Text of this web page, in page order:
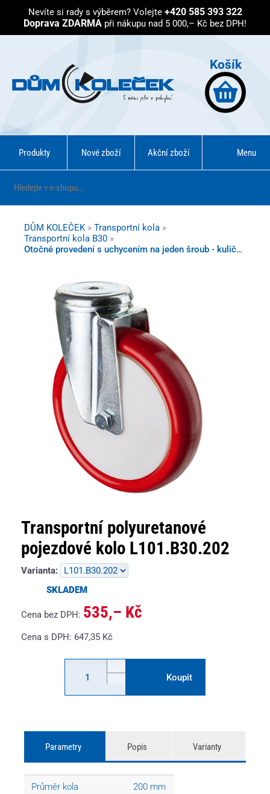
Nevíte si rady s výběrem? Volejte +420 585 393 322
Doprava ZDARMA při nákupu nad 5 000,– Kč bez DPH!
Košík
Produkty Nové zboží Akční zboží Menu
DŮM KOLEČEK» Transportní kola »
Transportní kola B30 »
Otočné provedení s uchycením na jeden šroub - kuličkové ložisko
Transportní polyuretanové
pojezdové kolo L101.B30.202
Varianta:
SKLADEM
Cena bez DPH: 535,– Kč
Cena s DPH: 647,35 Kč
Koupit
Parametry Popis Varianty
Průměr kola 200 mm